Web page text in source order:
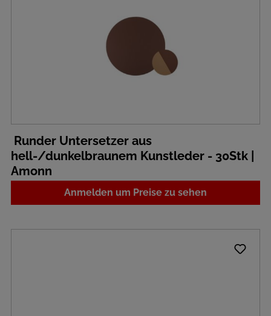
Runder Untersetzer aus
hell-/dunkelbraunem Kunstleder - 30Stk |
Amonn
Anmelden um Preise zu sehen